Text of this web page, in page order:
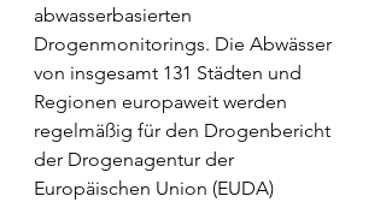
abwasserbasierten
Drogenmonitorings. Die Abwässer
von insgesamt 131 Städten und
Regionen europaweit werden
regelmäßig für den Drogenbericht
der Drogenagentur der
Europäischen Union (EUDA)